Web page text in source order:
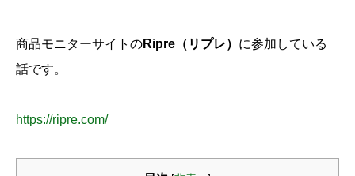
商品モニターサイトのRipre（リプレ） に参加している
話です。
https://ripre.com/